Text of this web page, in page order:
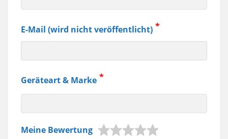
E-Mail (wird nicht veröffentlicht)
Geräteart & Marke
Jura
Meine Bewertung